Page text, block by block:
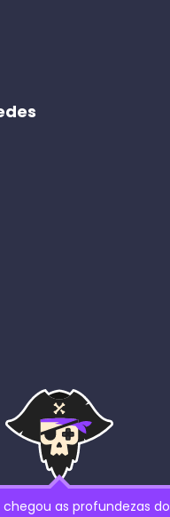
as profundezas do